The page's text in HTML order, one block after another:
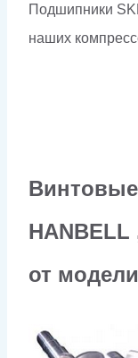
Подшипники
наших
HANBELL
от модели